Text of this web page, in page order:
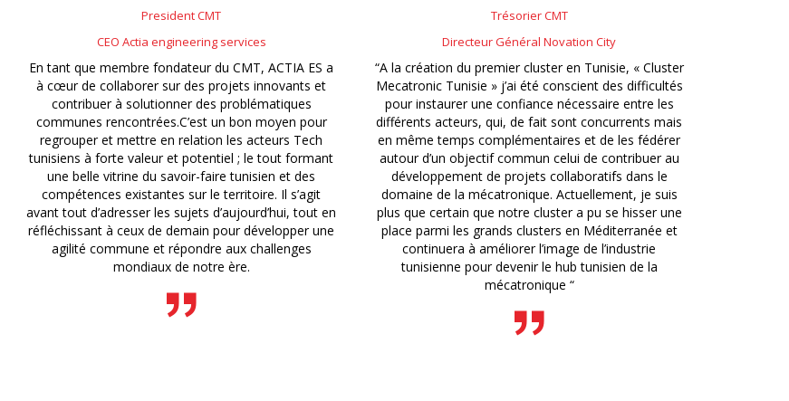
President CMT
CEO Actia engineering services
En tant que membre fondateur du CMT, ACTIA ES a
à cœur de collaborer sur des projets innovants et
contribuer à solutionner des problématiques
communes rencontrées.C’est un bon moyen pour
regrouper et mettre en relation les acteurs Tech
tunisiens à forte valeur et potentiel ; le tout formant
une belle vitrine du savoir-faire tunisien et des
compétences existantes sur le territoire. Il s’agit
avant tout d’adresser les sujets d’aujourd’hui, tout en
réfléchissant à ceux de demain pour développer une
agilité commune et répondre aux challenges
mondiaux de notre ère.
Trésorier CMT
Directeur Général Novation City
“A la création du premier cluster en Tunisie, « Cluster
Mecatronic Tunisie » j’ai été conscient des difficultés
pour instaurer une confiance nécessaire entre les
différents acteurs, qui, de fait sont concurrents mais
en même temps complémentaires et de les fédérer
autour d’un objectif commun celui de contribuer au
développement de projets collaboratifs dans le
domaine de la mécatronique. Actuellement, je suis
plus que certain que notre cluster a pu se hisser une
place parmi les grands clusters en Méditerranée et
continuera à améliorer l’image de l’industrie
tunisienne pour devenir le hub tunisien de la
mécatronique “